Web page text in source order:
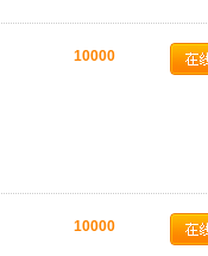
10000
10000